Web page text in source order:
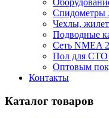
Спидометры
Чехлы,
Подводные
Сеть NMEA
Пол для СТО
Оптовым
Контакты
Каталог товаров